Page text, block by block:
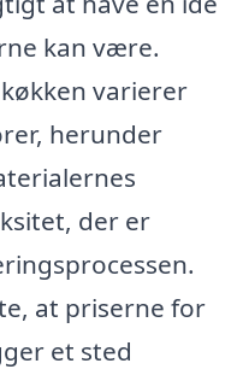
kan være.
varierer
herunder
der er
at priserne for
et sted